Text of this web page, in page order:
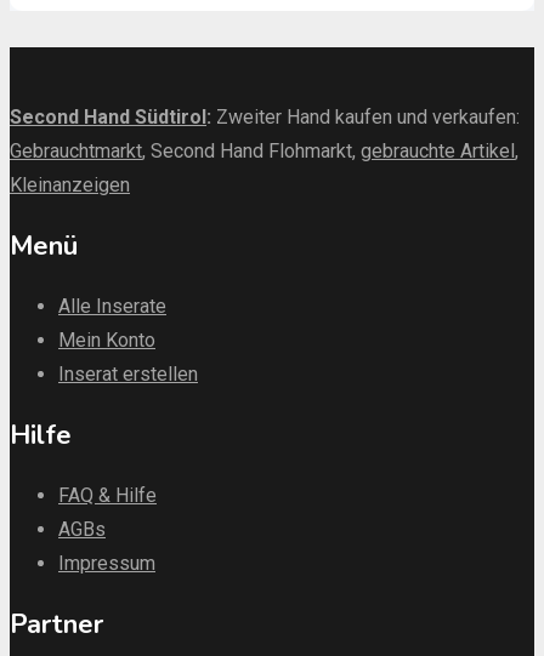
Second Hand Südtirol: Zweiter Hand kaufen und verkaufen:
Gebrauchtmarkt, Second Hand Flohmarkt, gebrauchte Artikel,
Kleinanzeigen
Menü
Alle Inserate
Mein Konto
Inserat erstellen
Hilfe
FAQ & Hilfe
AGBs
Impressum
Partner